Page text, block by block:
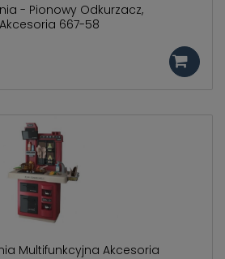
- Pionowy Odkurzacz,
667-58
Multifunkcyjna Akcesoria